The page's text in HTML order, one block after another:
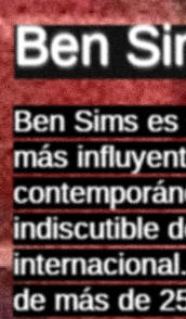
Ben
Ben Sims
más
indiscutible
de más de